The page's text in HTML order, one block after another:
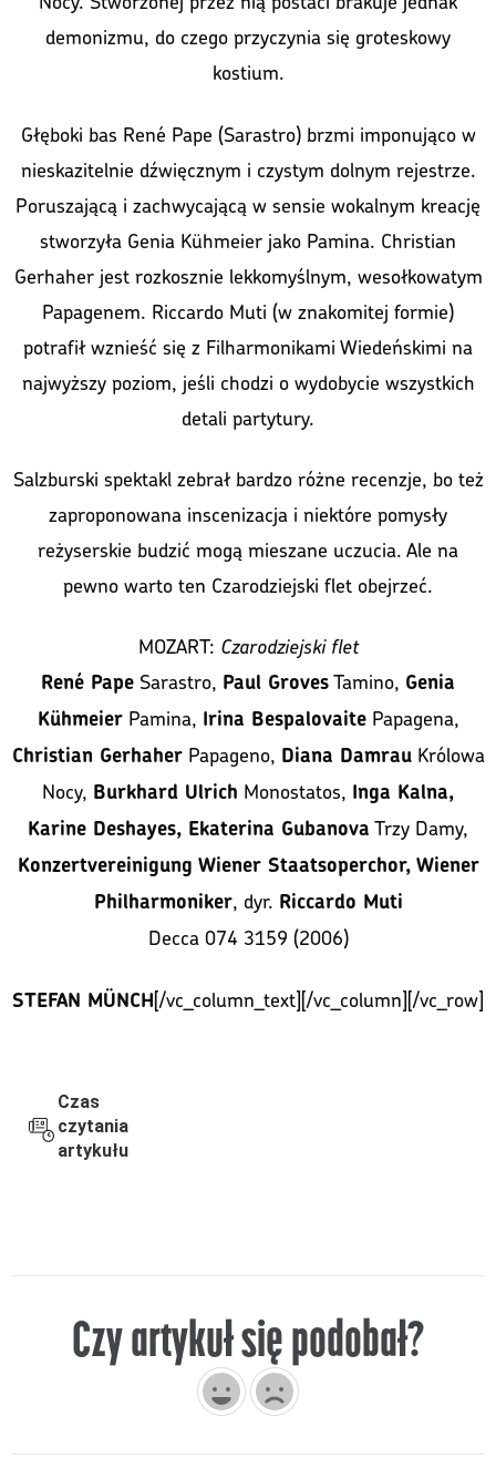
demonizmu, do czego przyczynia się groteskowy
kostium.
Głęboki bas René Pape (Sarastro) brzmi imponująco w
nieskazitelnie dźwięcznym i czystym dolnym rejestrze.
Poruszającą i zachwycającą w sensie wokalnym kreację
stworzyła Genia Kühmeier jako Pamina. Christian
Gerhaher jest rozkosznie lekkomyślnym, wesołkowatym
Papagenem. Riccardo Muti (w znakomitej formie)
potrafił wznieść się z Filharmonikami Wiedeńskimi na
najwyższy poziom, jeśli chodzi o wydobycie wszystkich
detali partytury.
Salzburski spektakl zebrał bardzo różne recenzje, bo też
zaproponowana inscenizacja i niektóre pomysły
reżyserskie budzić mogą mieszane uczucia. Ale na
pewno warto ten Czarodziejski flet obejrzeć.
MOZART: Czarodziejski flet
René Pape Sarastro, Paul GrovesTamino, Genia
KühmeierPamina, Irina BespalovaitePapagena,
Christian GerhaherPapageno, Diana DamrauKrólowa
Nocy, Burkhard Ulrich Monostatos, Inga Kalna,
Karine Deshayes, Ekaterina Gubanova Trzy Damy,
Konzertvereinigung Wiener Staatsoperchor, Wiener
Philharmoniker, dyr. Riccardo Muti
Decca 074 3159 (2006)
STEFAN MÜNCH[/vc_column_text][/vc_column][/vc_row]
Czas
czytania
artykułu
Czy artykuł się podobał?